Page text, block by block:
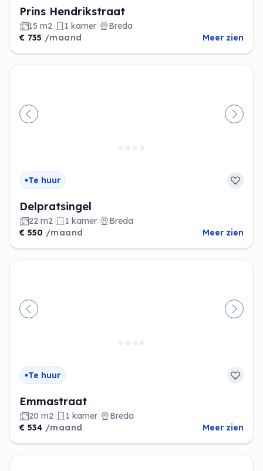
Prins Hendrikstraat
15 m2 1 kamer
Breda
€ 735 /maand Meer zien
Vorige
Te huur
Delpratsingel
22 m2 1 kamer
Breda
€ 550 /maand Meer zien
Vorige
Te huur
Emmastraat
20 m2 1 kamer
Breda
€ 534 /maand Meer zien